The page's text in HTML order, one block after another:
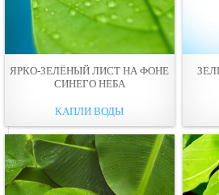
ЯРКО-ЗЕЛЁНЫЙ ЛИСТ НА ФОНЕ
СИНЕГО НЕБА
КАПЛИ ВОДЫ